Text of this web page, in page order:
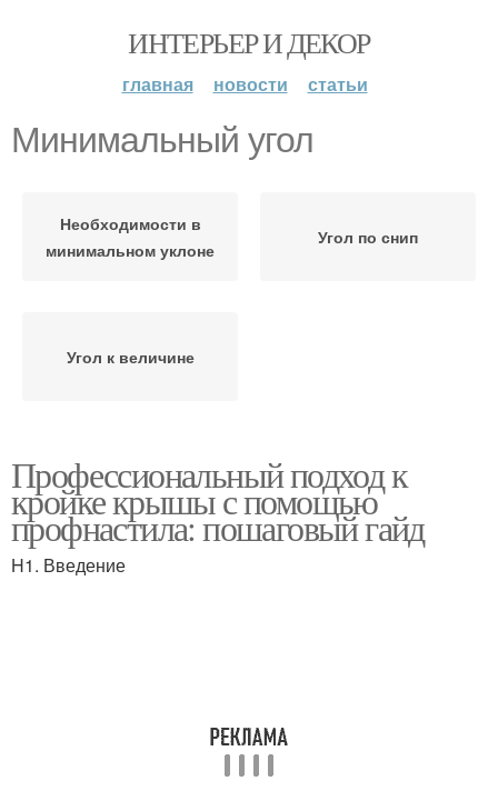
ИНТЕРЬЕР И ДЕКОР
главная новости статьи
Минимальный угол
Необходимости в
минимальном уклоне
Угол по снип
Угол к величине
Профессиональный подход к
кройке крышы с помощью
профнастила: пошаговый гайд
H1. Введение